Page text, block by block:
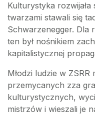
Kulturystyka rozwijała
twarzami stawali się
Schwarzenegger. Dla
ten był nośnikiem
kapitalistycznej
Młodzi ludzie w
przemycanych zza
kulturystycznych,
mistrzów i wieszali je